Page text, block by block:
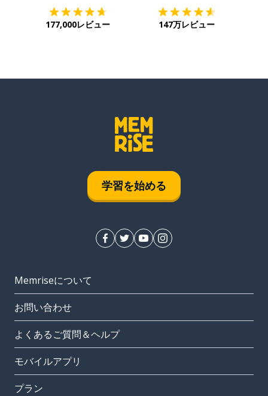
177,000レビュー 147万レビュー
学習を始める
Memriseについて
お問い合わせ
よくあるご質問＆ヘルプ
モバイルアプリ
プラン